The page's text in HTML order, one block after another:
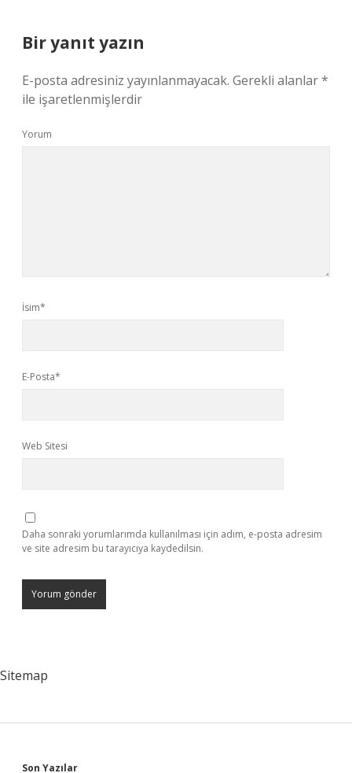
Bir yanıt yazın
E-posta adresiniz yayınlanmayacak. Gerekli alanlar*
ile işaretlenmişlerdir
Yorum
İsim*
E-Posta*
Web Sitesi
Daha sonraki yorumlarımda kullanılması için adım, e-posta adresim
ve site adresim bu tarayıcıya kaydedilsin.
Sitemap
Son Yazılar